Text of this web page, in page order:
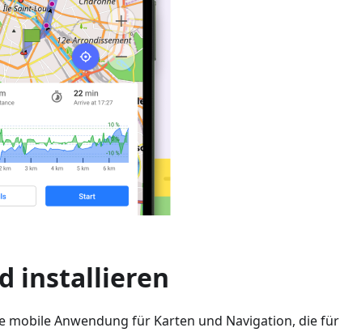
installieren
mobile Anwendung für Karten und Navigation, die für